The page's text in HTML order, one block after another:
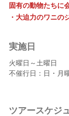
固有の動物たちに
・大迫力のワニの
実施日
火曜日～土曜日
不催行日：日・月
ツアースケジ